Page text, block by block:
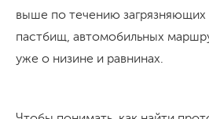
выше по течению загрязняющих
пастбищ, автомобильных
уже о низине и равнинах.